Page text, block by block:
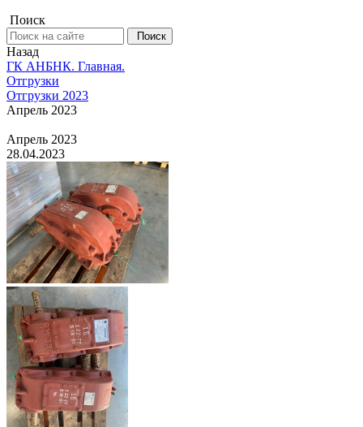
Поиск
Поиск
Назад
ГК АНБНК. Главная.
Отгрузки
Отгрузки 2023
Апрель 2023
Апрель 2023
28.04.2023